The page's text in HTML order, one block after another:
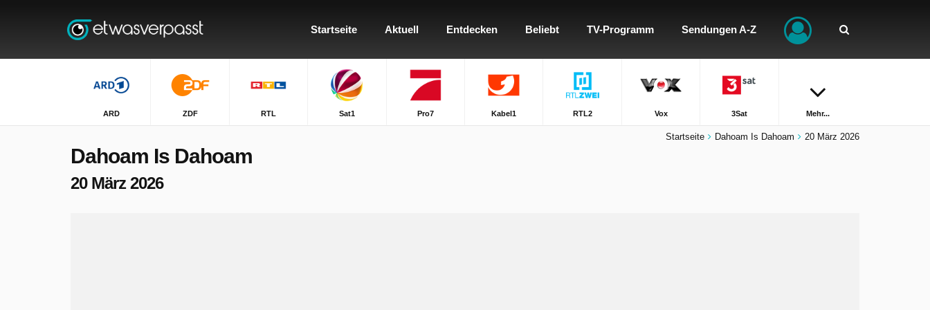
Startseite Aktuell Entdecken Beliebt TV-Programm Sendungen A-Z
ARD ZDF RTL Sat1 Pro7 Kabel1 RTL2 Vox 3Sat Mehr...
Startseite Dahoam Is Dahoam 20 März 2026
Dahoam Is Dahoam
20 März 2026